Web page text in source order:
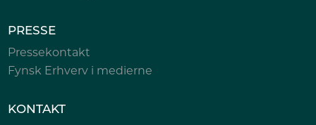
PRESSE
Pressekontakt
Fynsk Erhverv i medierne
KONTAKT